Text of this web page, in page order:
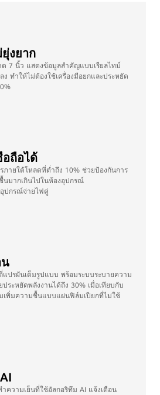
งยาก
7 นิ้ว แสดงข้อมูลสําคัญแบบเรียลไทม์
ทําให้ไม่ต้องใช้เครื่องมือยกและประหยัด
ถือได้
ภายใต้โหลดที่ต่ำถึง 10% ช่วยป้องกันการ
มากเกินไปในห้องอุปกรณ์
ปกรณ์จ่ายไฟคู่
น
ปรผันเต็มรูปแบบ พร้อมระบบระบายความ
ระหยัดพลังงานได้ถึง 30% เมื่อเทียบกับ
เพิ่มความชื้นแบบแผ่นฟิล์มเปียกที่ไม่ใช้
ความเย็นที่ใช้อัลกอริทึม AI แจ้งเตือน